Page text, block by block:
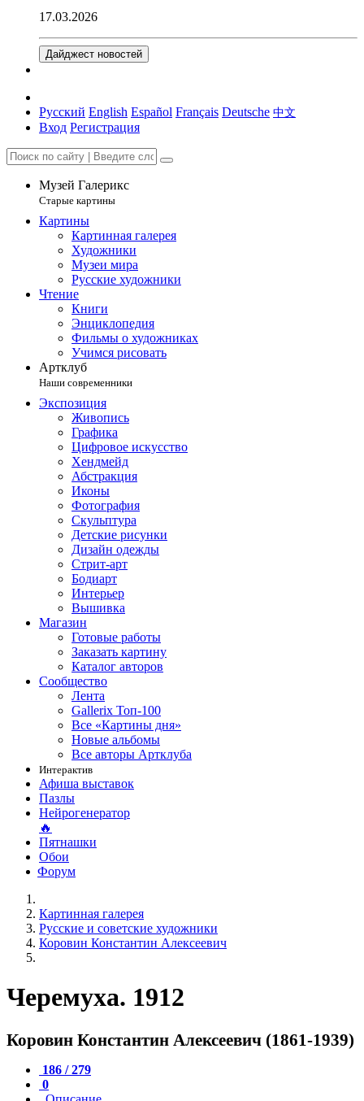
17.03.2026
Дайджест новостей
Русский English Español Français Deutsche 中文
Вход Регистрация
Музей Галерикс
Старые картины
Картины
Картинная галерея
Художники
Музеи мира
Русские художники
Чтение
Книги
Энциклопедия
Фильмы о художниках
Учимся рисовать
Артклуб
Наши современники
Экспозиция
Живопись
Графика
Цифровое искусство
Хендмейд
Абстракция
Иконы
Фотография
Скульптура
Детские рисунки
Дизайн одежды
Стрит-арт
Бодиарт
Интерьер
Вышивка
Магазин
Готовые работы
Заказать картину
Каталог авторов
Сообщество
Лента
Gallerix Топ-100
Все «Картины дня»
Новые альбомы
Все авторы Артклуба
Интерактив
Афиша выставок
Пазлы
Нейрогенератор
🔥
Пятнашки
Обои
Форум
Картинная галерея
Русские и советские художники
Коровин Константин Алексеевич
Черемуха. 1912
Коровин Константин Алексеевич (1861-1939)
186 / 279
0